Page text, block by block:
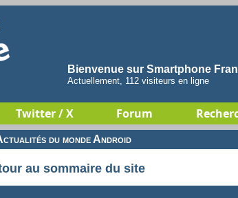
Bienvenue sur Smartphone
Actuellement, 112 visiteurs en ligne
Twitter / X Forum
du monde Android
au sommaire du site